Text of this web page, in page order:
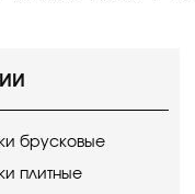
брусковые
плитные